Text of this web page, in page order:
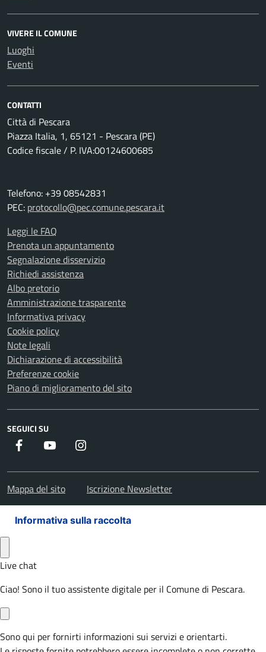
VIVERE IL COMUNE
Luoghi
Eventi
CONTATTI
Città di Pescara
Piazza Italia, 1, 65121 - Pescara (PE)
Codice fiscale / P. IVA:00124600685
Telefono: +39 08542831
PEC: protocollo@pec.comune.pescara.it
Leggi le FAQ
Prenota un appuntamento
Segnalazione disservizio
Richiedi assistenza
Albo pretorio
Amministrazione trasparente
Informativa privacy
Cookie policy
Note legali
Dichiarazione di accessibilità
Preferenze cookie
Piano di miglioramento del sito
SEGUICI SU
Facebook Youtube
Mappa del sito Iscrizione Newsletter
Informativa sulla raccolta